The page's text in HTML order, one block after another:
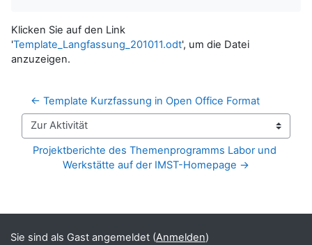
Klicken Sie auf den Link
'Template_Langfassung_201011.odt', um die Datei
anzuzeigen.
← Template Kurzfassung in Open Office Format
Zur Aktivität
Projektberichte des Themenprogramms Labor und
Werkstätte auf der IMST-Homepage →
Ergänzungsblöcke
Sie sind als Gast angemeldet (Anmelden)